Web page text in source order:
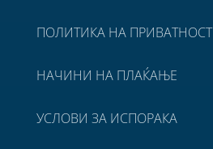
ПОЛИТИКА НА ПРИВАТНОСТ
НАЧИНИ НА ПЛАЌАЊЕ
УСЛОВИ ЗА ИСПОРАКА